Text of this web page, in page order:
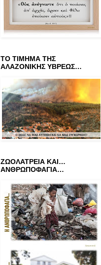
ΤΟ ΤΙΜΗΜΑ ΤΗΣ
ΑΛΑΖΟΝΙΚΗΣ ΥΒΡΕΩΣ…
ΖΩΟΛΑΤΡΕΙΑ ΚΑΙ…
ΑΝΘΡΩΠΟΦΑΓΙΑ…